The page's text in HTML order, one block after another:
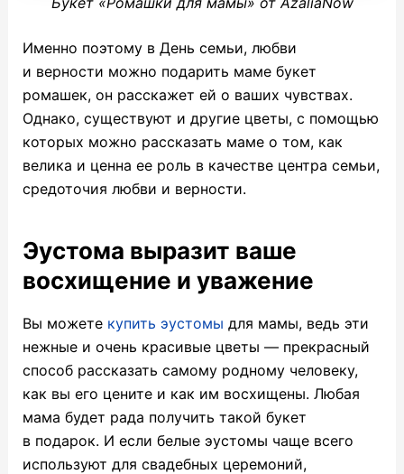
Именно поэтому в День семьи, любви
и верности можно подарить маме букет
ромашек, он расскажет ей о ваших чувствах.
Однако, существуют и другие цветы, с помощью
которых можно рассказать маме о том, как
велика и ценна ее роль в качестве центра семьи,
средоточия любви и верности.
Эустома выразит ваше
восхищение и уважение
Вы можете купить эустомы для мамы, ведь эти
нежные и очень красивые цветы — прекрасный
способ рассказать самому родному человеку,
как вы его цените и как им восхищены. Любая
мама будет рада получить такой букет
в подарок. И если белые эустомы чаще всего
используют для свадебных церемоний,